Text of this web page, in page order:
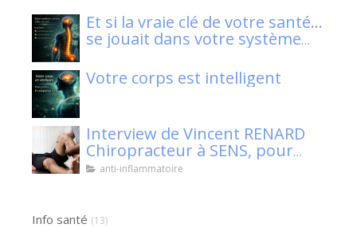
Et si la vraie clé de votre santé…
se jouait dans votre système
Votre corps est intelligent
Interview de Vincent RENARD
Chiropracteur à SENS, pour
Klaser.
anti-inflammatoire
Info santé (13)